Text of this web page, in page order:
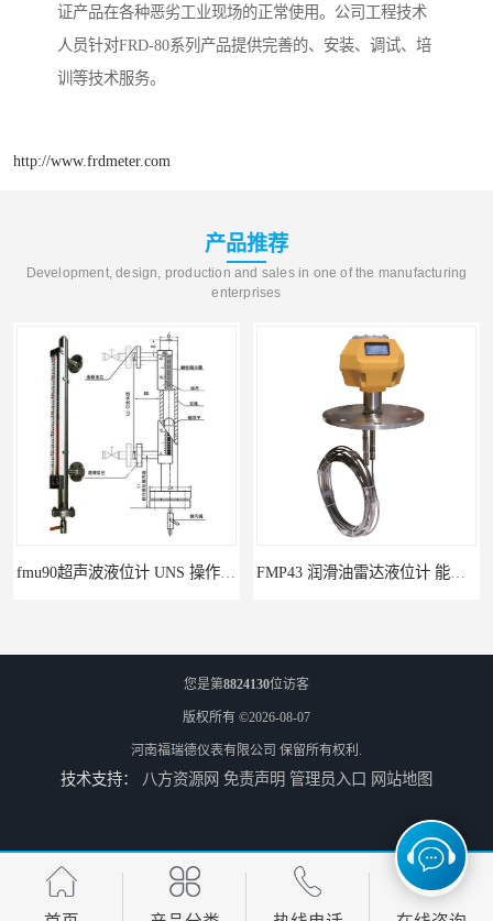
证产品在各种恶劣工业现场的正常使用。公司工程技术
人员针对FRD-80系列产品提供完善的、安装、调试、培
训等技术服务。
http://www.frdmeter.com
产品推荐
Development, design, production and sales in one of the manufacturing
enterprises
fmu90超声波液位计 UNS 操作简单 FMP43 润滑油雷达液位计 能够提供定制服务
云南高加智能锅炉汽包液位计 窑头窑尾液位计 性能稳定 甘肃高温高压型液位变送器 川仪液位计
您是第8824130位访客
版权所有 ©2026-08-07
河南福瑞德仪表有限公司 保留所有权利.
技术支持： 八方资源网 免责声明 管理员入口 网站地图